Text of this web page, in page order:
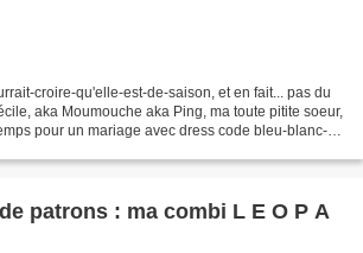
croire-qu'elle-est-de-saison, et en fait... pas du
aka Moumouche aka Ping, ma toute pitite soeur,
pour un mariage avec dress code bleu-blanc-
patrons : ma combi L E O P A